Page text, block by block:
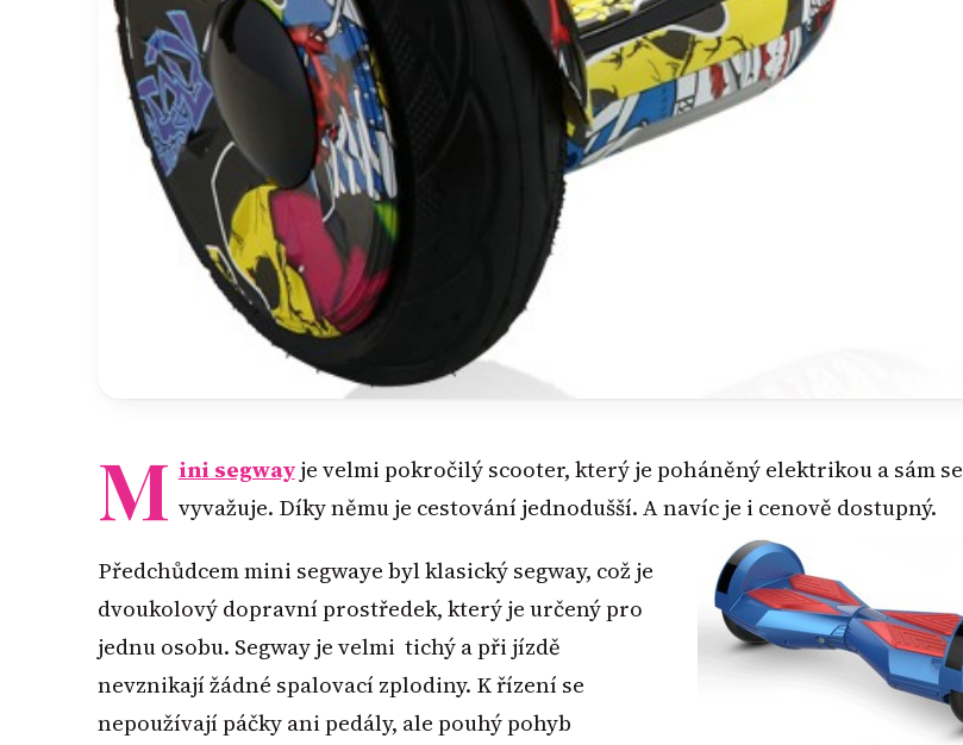
M ini segwayje velmi pokročilý scooter, který je poháněný elektrikou a sám se
vyvažuje. Díky němu je cestování jednodušší. A navíc je i cenově dostupný.
Předchůdcem mini segwaye byl klasický segway, což je
dvoukolový dopravní prostředek, který je určený pro
jednu osobu. Segway je velmi tichý a při jízdě
nevznikají žádné spalovací zplodiny. K řízení se
nepoužívají páčky ani pedály, ale pouhý pohyb